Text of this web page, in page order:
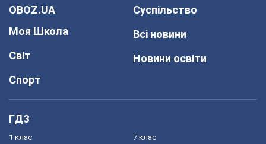
OBOZ.UA
Моя Школа
Світ
Спорт
Суспільство
Всі новини
Новини освіти
ГДЗ
1 клас 7 клас